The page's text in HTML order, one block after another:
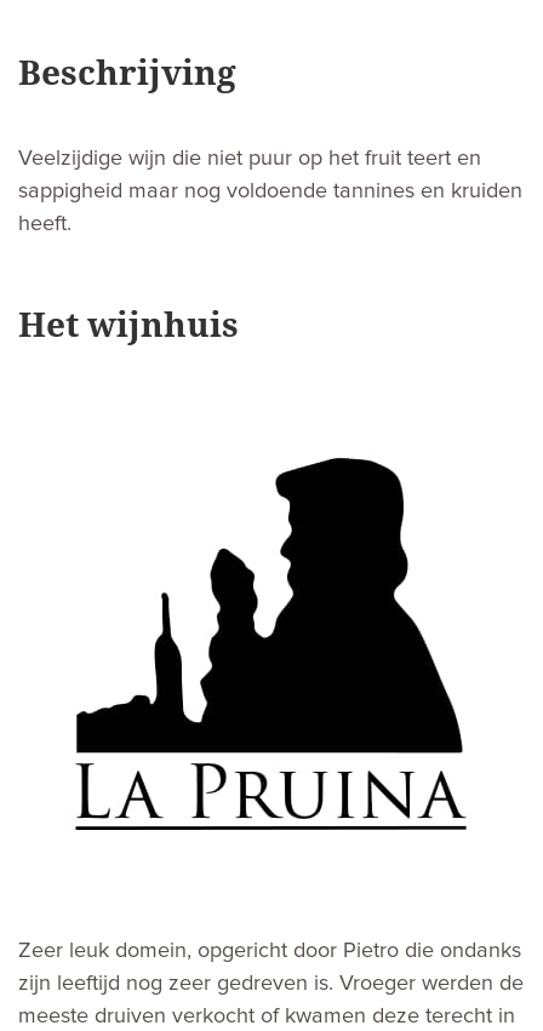
Beschrijving
Veelzijdige wijn die niet puur op het fruit teert en
sappigheid maar nog voldoende tannines en kruiden
heeft.
Het wijnhuis
Zeer leuk domein, opgericht door Pietro die ondanks
zijn leeftijd nog zeer gedreven is. Vroeger werden de
meeste druiven verkocht of kwamen deze terecht in